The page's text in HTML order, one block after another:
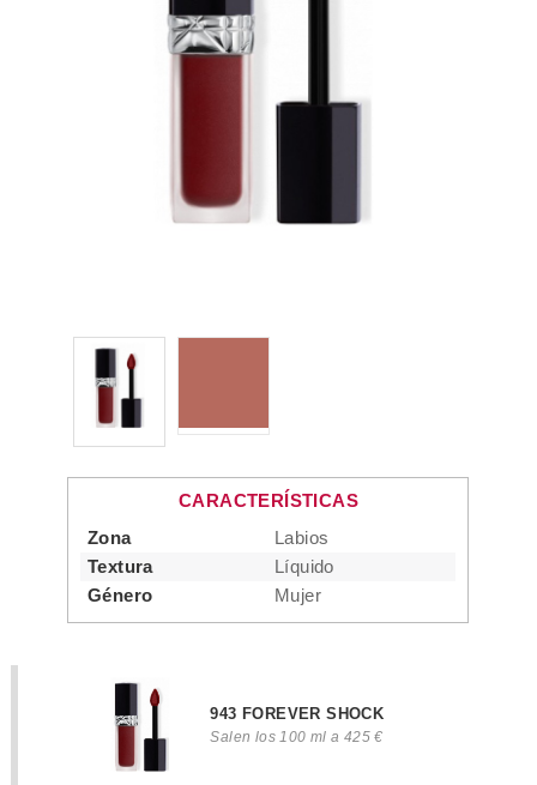
CARACTERÍSTICAS
Zona
Labios
Textura
Líquido
Género
Mujer
943 FOREVER SHOCK
Salen los 100 ml a 425 €